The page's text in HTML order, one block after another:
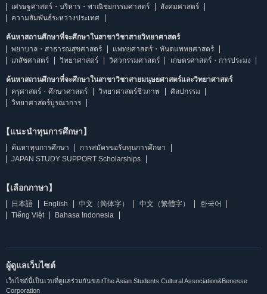
เศรษฐศาสตร์・บริหาร・พาณิชยกรรมศาสตร์
สังคมศาสตร์
ความสัมพันธ์ระหว่างประเทศ
ค้นหาสถานศึกษาที่จะศึกษาในสาขาวิชาสายวิทยาศาสตร์
พยาบาล・สาธารณสุขศาสตร์
แพทยศาสตร์・ทันตแพทยศาสตร์
เภสัชศาสตร์
วิทยาศาสตร์ วิศวกรรมศาสตร์ เกษตรศาสตร์・การประมง
ค้นหาสถานศึกษาที่จะศึกษาในสาขาวิชาสายมนุษยศาสตร์และวิทยาศาสตร์
ครุศาสตร์・ศึกษาศาสตร์
วิทยาศาสตร์ชีวภาพ
ศิลปกรรม
วิทยาศาสตร์บูรณาการ
【แนะนำทุนการศึกษา】
ค้นหาทุนการศึกษา
การสมัครขอรับทุนการศึกษา
JAPAN STUDY SUPPORT Scholarships
【เลือกภาษา】
日本語 English 中文（简体字） 中文（繁體字）
한국어
Tiếng Việt
Bahasa Indonesia
ผู้ดูแลเว็บไซต์
เว็บไซต์นี้เป็นเวบที่ดูแลร่วมกันของThe Asian Students Cultural Association&Benesse
Corporation